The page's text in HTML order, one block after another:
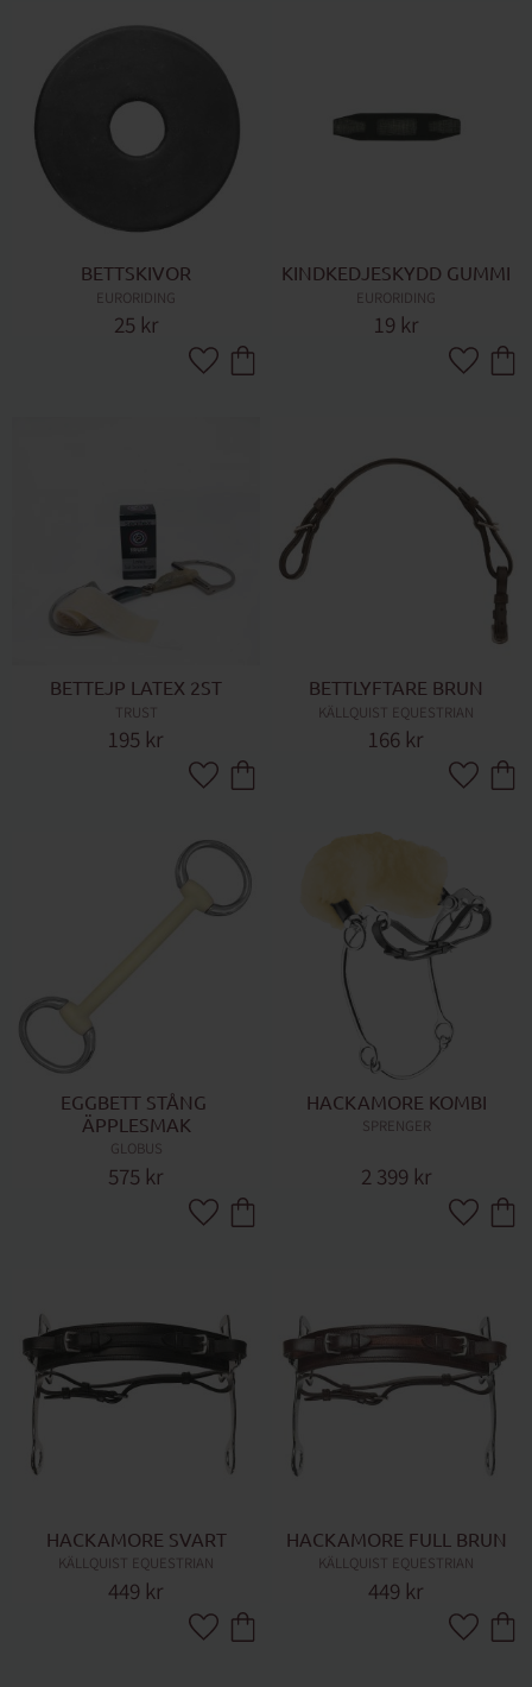
BETTSKIVOR
EURORIDING
25 kr
Lägg till i favoriter
KINDKEDJESKYDD GUMMI
EURORIDING
19 kr
Lägg till
BETTEJP LATEX 2ST
TRUST
195 kr
Lägg till i favoriter
BETTLYFTARE BRUN
KÄLLQUIST EQUESTRIAN
166 kr
Lägg till
EGGBETT STÅNG
ÄPPLESMAK
GLOBUS
575 kr
Lägg till i favoriter
HACKAMORE KOMBI
SPRENGER
2 399 kr
Lägg till
HACKAMORE SVART
KÄLLQUIST EQUESTRIAN
449 kr
Lägg till i favoriter
HACKAMORE FULL BRUN
KÄLLQUIST EQUESTRIAN
449 kr
Lägg till